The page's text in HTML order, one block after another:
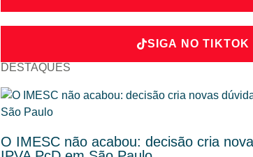
SIGA NO TIKTOK
DESTAQUES
O IMESC não acabou: decisão cria